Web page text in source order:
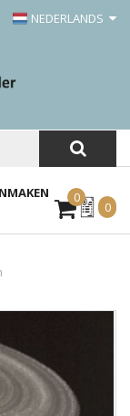
NEDERLANDS
0Mijn
Offerte
0